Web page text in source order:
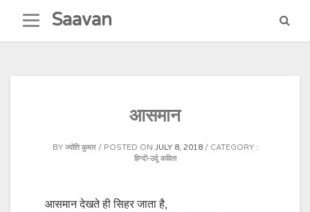
content
Saavan
आसमान
BY ज्योति कुमार POSTED ON JULY 8, 2018
CATEGORY :
हिन्दी-उर्दू कविता
आसमान देखते ही सिहर जाता है,